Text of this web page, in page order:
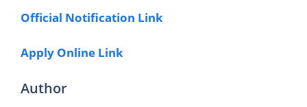
Official Notification Link
Apply Online Link
Author